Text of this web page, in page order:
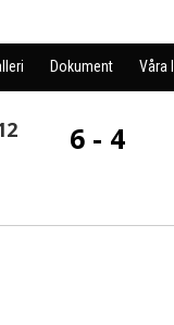
Dokument Våra
6 - 4